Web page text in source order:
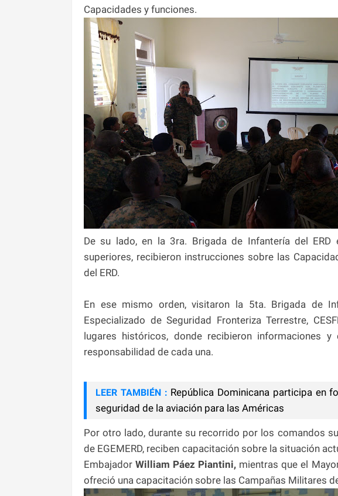
Capacidades y funciones.
De su lado, en la 3ra. Brigada de Infantería del
superiores, recibieron instrucciones sobre las
del ERD.
En ese mismo orden, visitaron la 5ta. Brigada de
Especializado de Seguridad Fronteriza Terrestre,
lugares históricos, donde recibieron informaciones
responsabilidad de cada una.
LEER TAMBIÉN : República Dominicana participa en
seguridad de la aviación para las Américas
Por otro lado, durante su recorrido por los comandos
de EGEMERD, reciben capacitación sobre la situación
EmbajadorWilliam Páez Piantini, mientras que el
ofreció una capacitación sobre las Campañas Militares